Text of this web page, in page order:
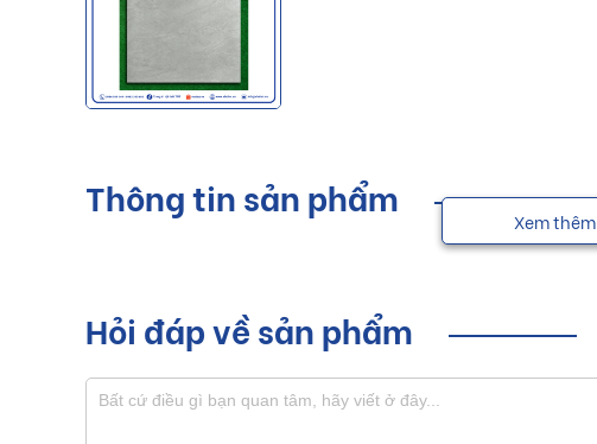
Thông tin sản phẩm
Xem thêm
Hỏi đáp về sản phẩm